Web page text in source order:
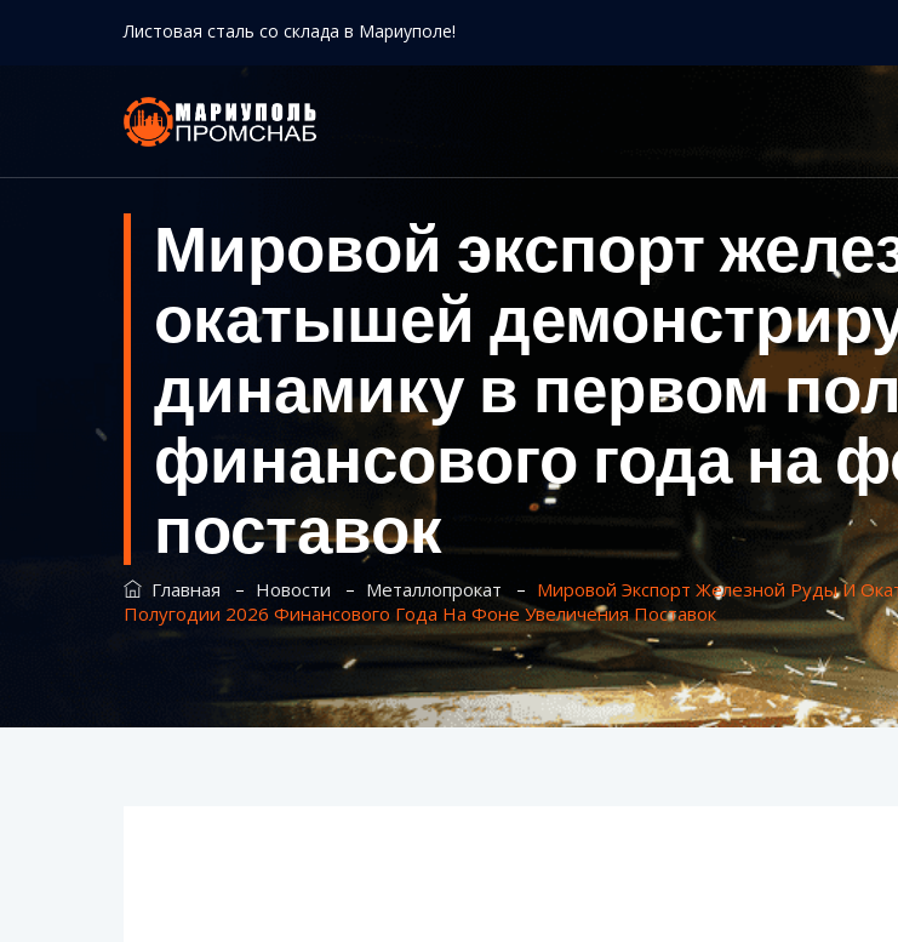
Листовая сталь со склада в Мариуполе!
Мировой экспорт
окатышей
динамику в первом
финансового года на
поставок
Главная – Новости – Металлопрокат – Мировой Экспорт Железной Руды И
Полугодии 2026 Финансового Года На Фоне Увеличения Поставок